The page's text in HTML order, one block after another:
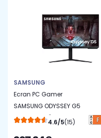
SAMSUNG
Ecran PC Gamer
SAMSUNG ODYSSEY G5
G51A Plat 32'' VA
4.6/5(15)